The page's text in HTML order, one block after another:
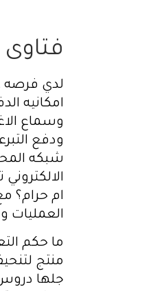
لدي فرصه
امكانيه
وسماع
ودفع
شبكه
ام حرام؟
العمليات
ما حكم
جلها دروس